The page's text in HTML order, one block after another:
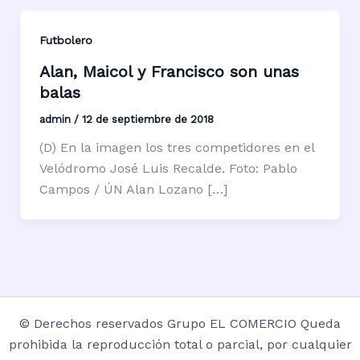
Futbolero
Alan, Maicol y Francisco son unas
balas
admin / 12 de septiembre de 2018
(D) En la imagen los tres competidores en el
Velódromo José Luis Recalde. Foto: Pablo
Campos / ÚN Alan Lozano […]
© Derechos reservados Grupo EL COMERCIO Queda
prohibida la reproducción total o parcial, por cualquier